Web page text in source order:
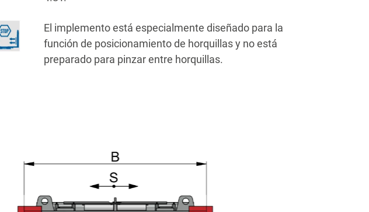
El implemento está especialmente diseñado para la
función de posicionamiento de horquillas y no está
preparado para pinzar entre horquillas.